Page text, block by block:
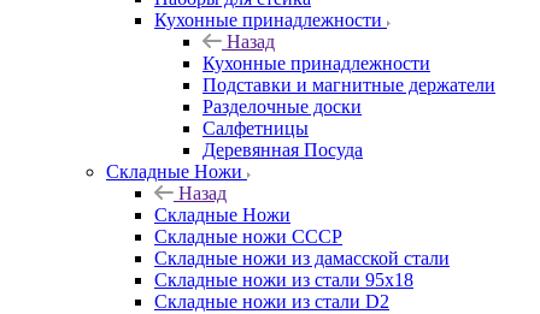
Кухонные принадлежности
Назад
Кухонные принадлежности
Подставки и магнитные держатели
Разделочные доски
Салфетницы
Деревянная Посуда
Складные Ножи
Назад
Складные Ножи
Cкладные ножи СССР
Складные ножи из дамасской стали
Складные ножи из стали 95х18
Складные ножи из стали D2